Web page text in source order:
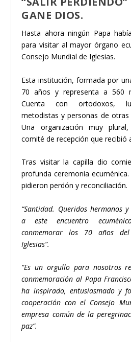
GANE DIOS.
Hasta ahora ningún Papa
para visitar al mayor órgano
Consejo Mundial de Iglesias.
Esta institución, formada por
70 años y representa a 560
Cuenta con ortodoxos,
metodistas y personas de otras
Una organización muy
comité de recepción que recibió
Tras visitar la capilla dio
profunda ceremonia
pidieron perdón y reconciliación.
“Santidad. Queridos hermanos
a este encuentro
conmemorar los 70 años
Iglesias”.
“Es un orgullo para nosotros
conmemoración al Papa
ha inspirado, entusiasmado y
cooperación con el Consejo
empresa común de la
paz”.